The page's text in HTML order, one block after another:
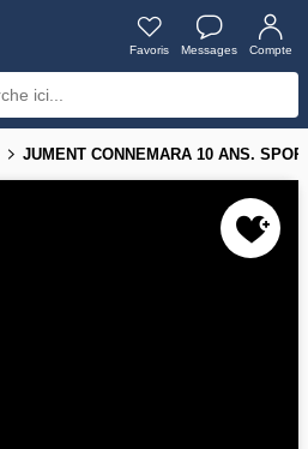
Favoris Messages Compte
JUMENT CONNEMARA 10 ANS.